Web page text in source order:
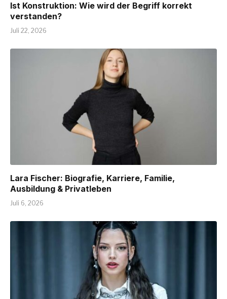
Ist Konstruktion: Wie wird der Begriff korrekt
verstanden?
Juli 22, 2026
Lara Fischer: Biografie, Karriere, Familie,
Ausbildung & Privatleben
Juli 6, 2026